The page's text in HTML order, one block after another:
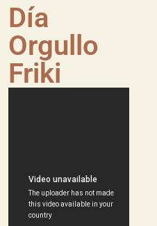
Día
Orgullo
Friki